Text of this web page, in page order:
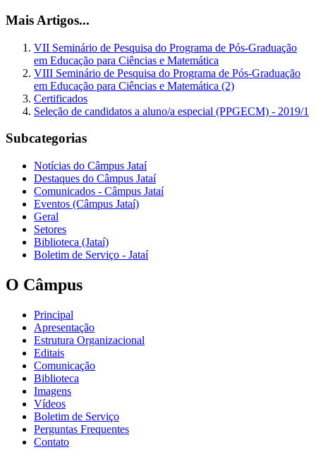
Mais Artigos...
VII Seminário de Pesquisa do Programa de Pós-Graduação
em Educação para Ciências e Matemática
VIII Seminário de Pesquisa do Programa de Pós-Graduação
em Educação para Ciências e Matemática (2)
Certificados
Seleção de candidatos a aluno/a especial (PPGECM) - 2019/1
Subcategorias
Notícias do Câmpus Jataí
Destaques do Câmpus Jataí
Comunicados - Câmpus Jataí
Eventos (Câmpus Jataí)
Geral
Setores
Biblioteca (Jataí)
Boletim de Serviço - Jataí
O Câmpus
Principal
Apresentação
Estrutura Organizacional
Editais
Comunicação
Biblioteca
Imagens
Vídeos
Boletim de Serviço
Perguntas Frequentes
Contato